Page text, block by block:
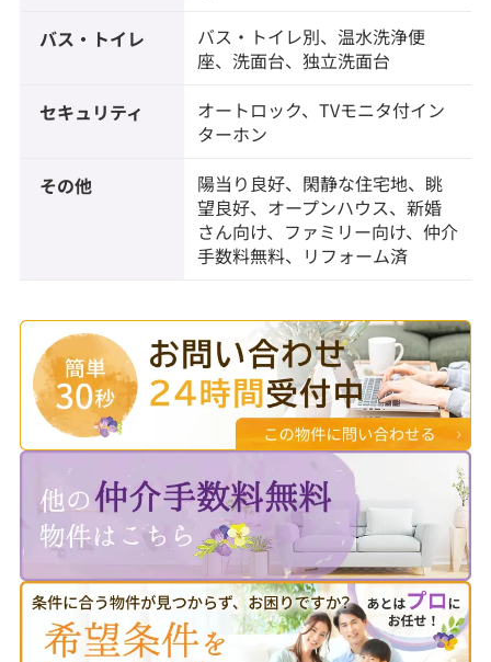
バス・トイレ
バス・トイレ別、温水洗浄便
座、洗面台、独立洗面台
セキュリティ
オートロック、TVモニタ付イン
ターホン
その他
陽当り良好、閑静な住宅地、眺
望良好、オープンハウス、新婚
さん向け、ファミリー向け、仲介
手数料無料、リフォーム済